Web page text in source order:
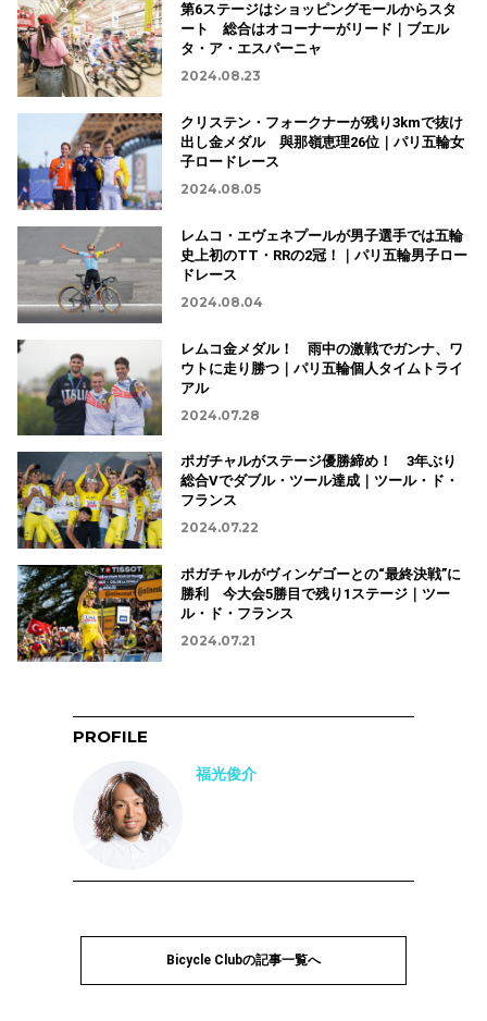
第6ステージはショッピングモールからスタ
ート 総合はオコーナーがリード｜ブエル
タ・ア・エスパーニャ
2024.08.23
クリステン・フォークナーが残り3kmで抜け
出し金メダル 與那嶺恵理26位｜パリ五輪女
子ロードレース
2024.08.05
レムコ・エヴェネプールが男子選手では五輪
史上初のTT・RRの2冠！｜パリ五輪男子ロー
ドレース
2024.08.04
レムコ金メダル！ 雨中の激戦でガンナ、ワ
ウトに走り勝つ｜パリ五輪個人タイムトライ
アル
2024.07.28
ポガチャルがステージ優勝締め！ 3年ぶり
総合Vでダブル・ツール達成｜ツール・ド・
フランス
2024.07.22
ポガチャルがヴィンゲゴーとの“最終決戦”に
勝利 今大会5勝目で残り1ステージ｜ツー
ル・ド・フランス
2024.07.21
PROFILE
福光俊介
Bicycle Clubの記事一覧へ